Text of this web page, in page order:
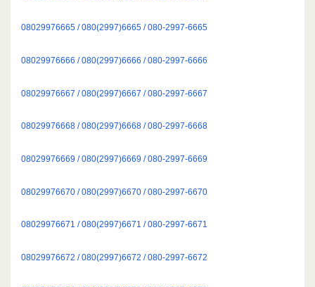
08029976665 / 080(2997)6665 / 080-2997-6665
08029976666 / 080(2997)6666 / 080-2997-6666
08029976667 / 080(2997)6667 / 080-2997-6667
08029976668 / 080(2997)6668 / 080-2997-6668
08029976669 / 080(2997)6669 / 080-2997-6669
08029976670 / 080(2997)6670 / 080-2997-6670
08029976671 / 080(2997)6671 / 080-2997-6671
08029976672 / 080(2997)6672 / 080-2997-6672